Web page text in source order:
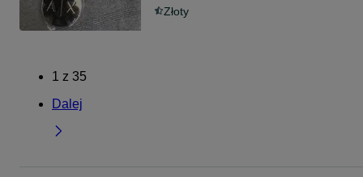
Złoty
1 z 35
Dalej